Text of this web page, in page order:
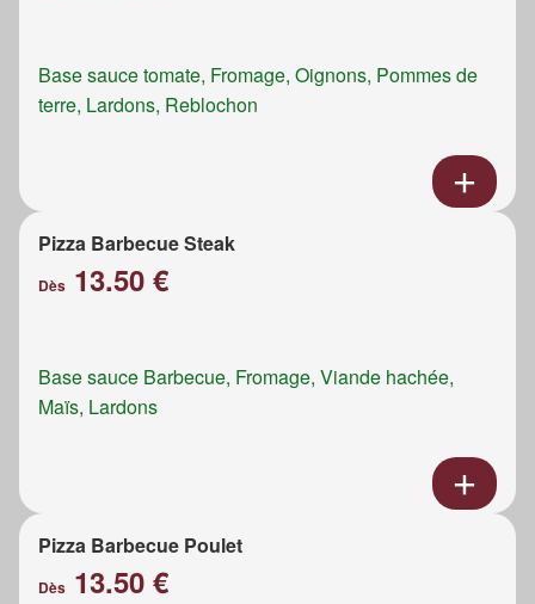
Base sauce tomate, Fromage, Oignons, Pommes de
terre, Lardons, Reblochon
Pizza Barbecue Steak
Dès 13.50 €
Base sauce Barbecue, Fromage, Viande hachée,
Maïs, Lardons
Pizza Barbecue Poulet
Dès 13.50 €